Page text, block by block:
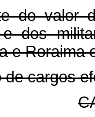
do valor
dos
e Roraima
de cargos